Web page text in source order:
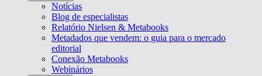
Notícias
Blog de especialistas
Relatório Nielsen & Metabooks
Metadados que vendem: o guia para o mercado
editorial
Conexão Metabooks
Webinários